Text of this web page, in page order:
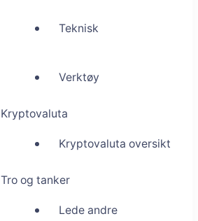
Teknisk
Verktøy
Kryptovaluta
Kryptovaluta oversikt
Tro og tanker
Lede andre